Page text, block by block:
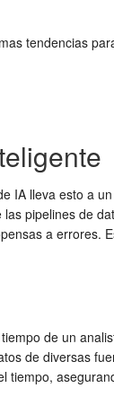
tendencias
lleva esto a
pipelines de
a errores.
de un
de diversas